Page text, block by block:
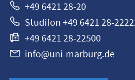
+49 6421 28-20
Studifon +49 6421 28-
+49 6421 28-22500
info@uni-marburg.de